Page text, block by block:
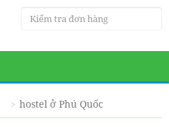
hostel ở Phú Quốc